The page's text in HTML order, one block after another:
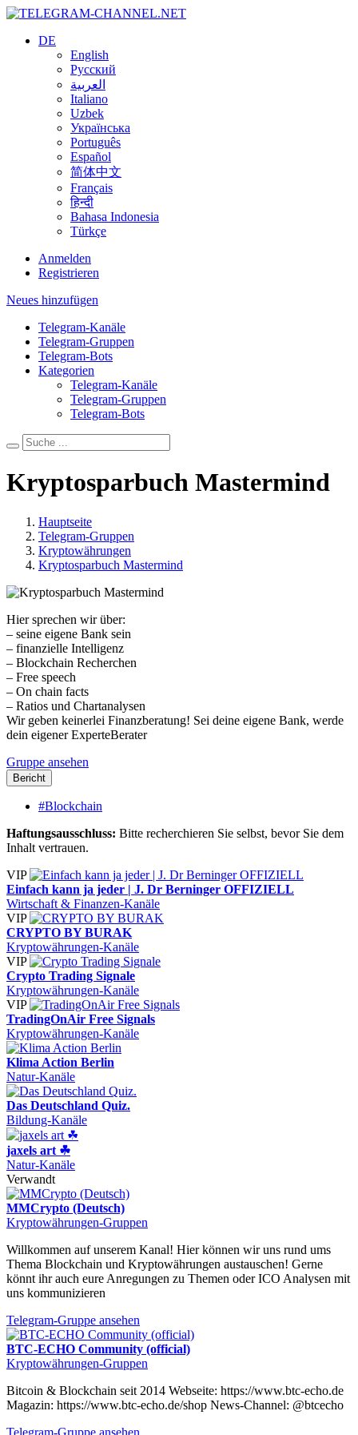
DE
English
Русский
العربية
Italiano
Uzbek
Українська
Português
Español
简体中文
Français
हिन्दी
Bahasa Indonesia
Türkçe
Anmelden
Registrieren
Neues hinzufügen
Telegram-Kanäle
Telegram-Gruppen
Telegram-Bots
Kategorien
Telegram-Kanäle
Telegram-Gruppen
Telegram-Bots
Kryptosparbuch Mastermind
Hauptseite
Telegram-Gruppen
Kryptowährungen
Kryptosparbuch Mastermind
Hier sprechen wir über:
– seine eigene Bank sein
– finanzielle Intelligenz
– Blockchain Recherchen
– Free speech
– On chain facts
– Ratios und Chartanalysen
Wir geben keinerlei Finanzberatung! Sei deine eigene Bank, werde
dein eigener ExperteBerater
Gruppe ansehen
Bericht
#Blockchain
Haftungsausschluss: Bitte recherchieren Sie selbst, bevor Sie dem
Inhalt vertrauen.
VIP
Einfach kann ja jeder | J. Dr Berninger OFFIZIELL
Wirtschaft & Finanzen-Kanäle
VIP
CRYPTO BY BURAK
Kryptowährungen-Kanäle
VIP
Crypto Trading Signale
Kryptowährungen-Kanäle
VIP
TradingOnAir Free Signals
Kryptowährungen-Kanäle
Klima Action Berlin
Natur-Kanäle
Das Deutschland Quiz.
Bildung-Kanäle
jaxels art ☘
Natur-Kanäle
Verwandt
MMCrypto (Deutsch)
Kryptowährungen-Gruppen
Willkommen auf unserem Kanal! Hier können wir uns rund ums
Thema Blockchain und Kryptowährungen austauschen! Gerne
könnt ihr auch eure Anregungen zu Themen oder ICO Analysen mit
uns kommunizieren
Telegram-Gruppe ansehen
BTC-ECHO Community (official)
Kryptowährungen-Gruppen
Bitcoin & Blockchain seit 2014 Webseite: https://www.btc-echo.de
Magazin: https://www.btc-echo.de/shop News-Channel: @btcecho
Telegram-Gruppe ansehen